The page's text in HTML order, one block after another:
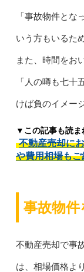
「事故物件とな
いう方もいるた
また、時間をお
「人の噂も七十
けば負のイメー
▼この記事も読ま
不動産売却に
や費用相場もご
事故物
不動産売却で事
は、相場価格よ